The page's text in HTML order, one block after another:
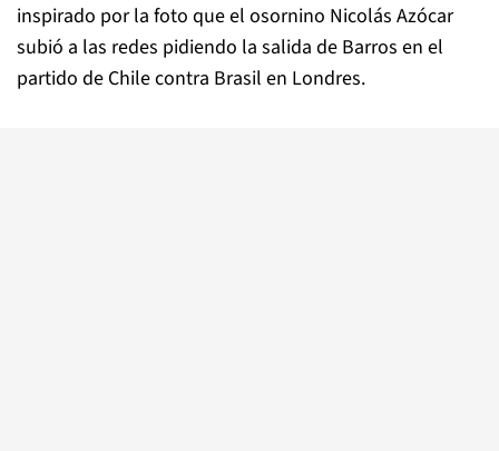
inspirado por la foto que el osornino Nicolás Azócar
subió a las redes pidiendo la salida de Barros en el
partido de Chile contra Brasil en Londres.